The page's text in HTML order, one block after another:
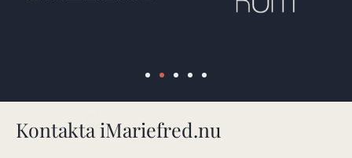
Kontakta iMariefred.nu